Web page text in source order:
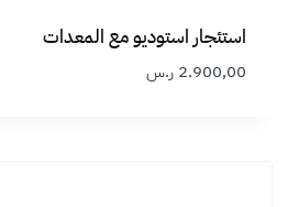
استئجار استوديو مع المعدات
2.900,00 ر.س